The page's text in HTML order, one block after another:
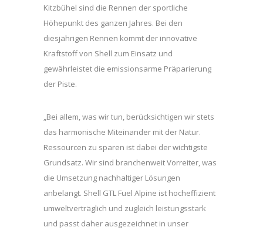
Kitzbühel sind die Rennen der sportliche
Höhepunkt des ganzen Jahres. Bei den
diesjährigen Rennen kommt der innovative
Kraftstoff von Shell zum Einsatz und
gewährleistet die emissionsarme Präparierung
der Piste.
„Bei allem, was wir tun, berücksichtigen wir stets
das harmonische Miteinander mit der Natur.
Ressourcen zu sparen ist dabei der wichtigste
Grundsatz. Wir sind branchenweit Vorreiter, was
die Umsetzung nachhaltiger Lösungen
anbelangt. Shell GTL Fuel Alpine ist hocheffizient
umweltverträglich und zugleich leistungsstark
und passt daher ausgezeichnet in unser